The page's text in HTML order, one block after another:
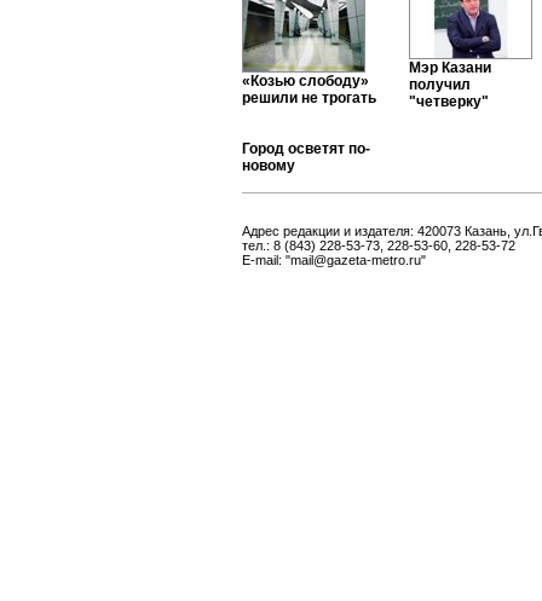
«Козью слободу»
решили не трогать
Мэр Казани
получил
"четверку"
Город осветят по-
новому
Адрес редакции и издателя: 420073 Казань,
тел.: 8 (843) 228-53-73, 228-53-60, 228-53-72
E-mail: "mail@gazeta-metro.ru"